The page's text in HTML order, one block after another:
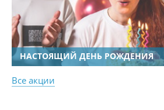
НАСТОЯЩИЙ ДЕНЬ РОЖДЕНИЯ
Все акции